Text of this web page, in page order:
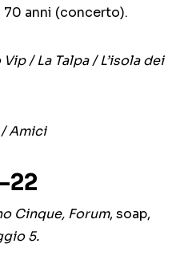
70 anni (concerto).
/ La Talpa / L’isola dei
/ Amici
22
Cinque, Forum, soap,
5.